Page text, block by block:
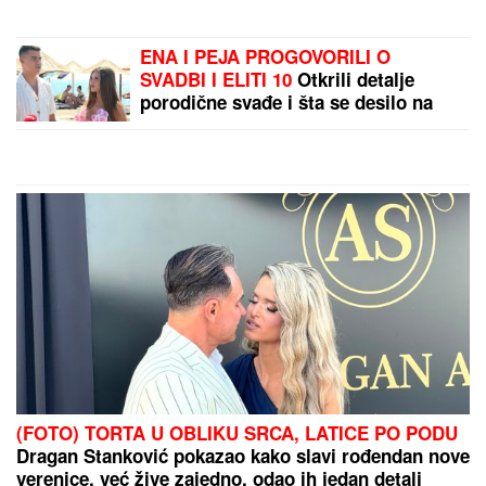
Aleksej Bjelogrlić ne skidaju osmeh sa lica, a ona
jednim potezom OČARALA SVE
Kasper stigao u Beograd zbog stanja
(VIDEO) OVAKO ČEDA JOVANOVIĆ
BIRNE O ACI KOSU NAKON
VELIKOG GUBITKACela kuća miriše
na njegova omiljena jela: "On živi od
ljubavi"